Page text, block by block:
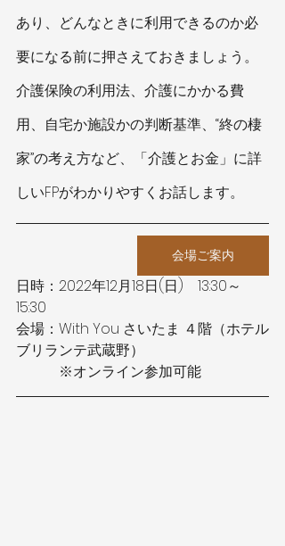
あり、どんなときに利用できるのか必
要になる前に押さえておきましょう。
介護保険の利用法、介護にかかる費
用、自宅か施設かの判断基準、“終の棲
家”の考え方など、「介護とお金」に詳
しいFPがわかりやすくお話します。
会場ご案内
日時：2022年12月18日(日)　13:30～
15:30
会場：With You さいたま ４階（ホテル
ブリランテ武蔵野）
※オンライン参加可能